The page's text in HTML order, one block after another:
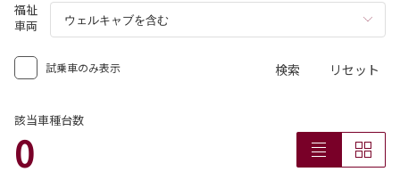
福祉
車両
試乗車のみ表示 検索 リセット
該当車種台数
0